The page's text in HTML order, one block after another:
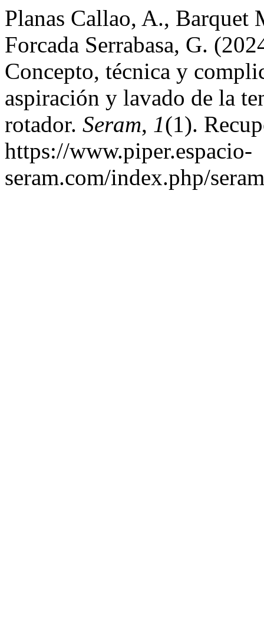
Planas Callao, A., Barquet
Forcada Serrabasa, G.
Concepto, técnica y
aspiración y lavado de la
rotador. Seram, 1(1).
https://www.piper.espacio-
seram.com/index.php/